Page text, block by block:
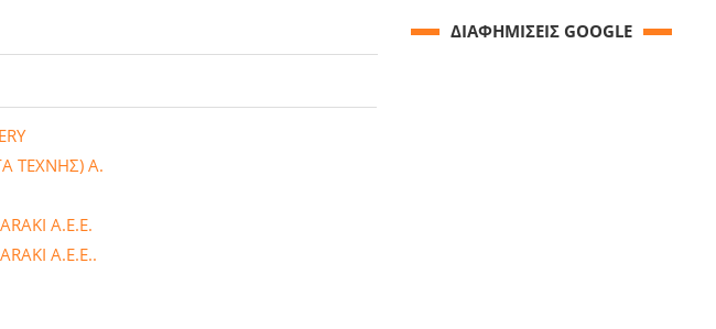
ΤΕΧΝΗΣ) Α.
Α.Ε.Ε.
Α.Ε.Ε..
ΔΙΑΦΗΜΙΣΕΙΣ GOOGLE